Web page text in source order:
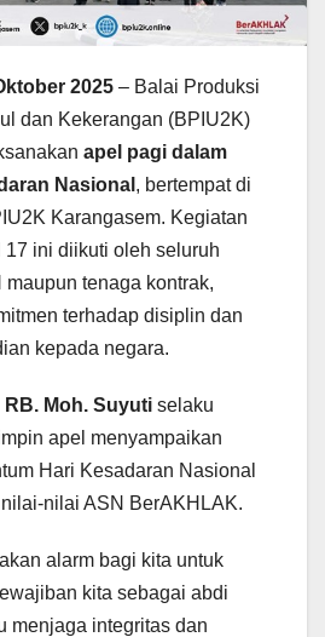
2025 – Balai Produksi
dan Kekerangan (BPIU2K)
apel pagi dalam
Nasional , bertempat di
Karangasem. Kegiatan
17 ini diikuti oleh seluruh
tenaga kontrak,
terhadap disiplin dan
kepada negara.
RB. Moh. Suyuti selaku
apel menyampaikan
Hari Kesadaran Nasional
nilai ASN BerAKHLAK.
alarm bagi kita untuk
kita sebagai abdi
menjaga integritas dan